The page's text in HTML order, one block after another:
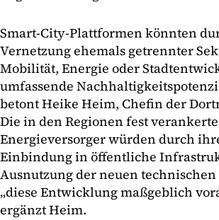
Smart-City-Plattformen könnten
Vernetzung ehemals getrennter
Mobilität, Energie oder
umfassende
betont Heike Heim, Chefin der
Die in den Regionen fest
Energieversorger würden durch
Einbindung in öffentliche
Ausnutzung der neuen
„diese Entwicklung maßgeblich
ergänzt Heim.